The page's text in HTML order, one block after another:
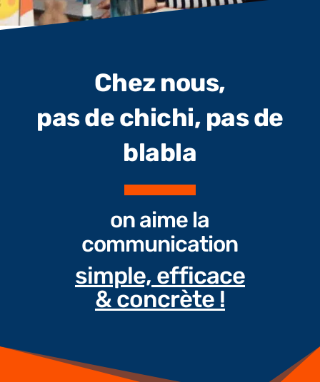
Chez nous,
pas de chichi, pas de
blabla
on aime la
communication
simple, efficace
& concrète !